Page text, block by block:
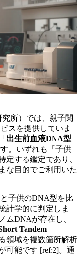
所）では、親子関
スを提供していま
出生前血液DNA型
す。いずれも「子供
定する鑑定であり、
な目的でご利用いた
子供のDNA型を比
計学的に判定しま
ムDNAが存在し、
Tandem
領域を複数箇所解析
可能です [ref:2]。通